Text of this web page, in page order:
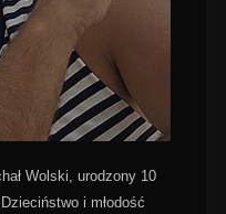
Wolski, urodzony 10
i młodość